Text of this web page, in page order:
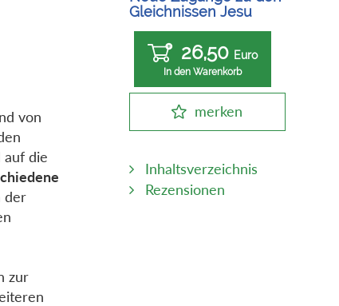
von
auf die
der
zur
Gleichnissen Jesu
26,50 Euro
In den Warenkorb
merken
Inhaltsverzeichnis
Rezensionen